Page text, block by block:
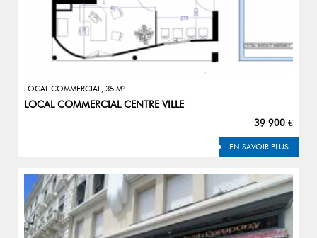
LOCAL COMMERCIAL, 35 M²
LOCAL COMMERCIAL CENTRE VILLE
39 900 €
EN SAVOIR PLUS